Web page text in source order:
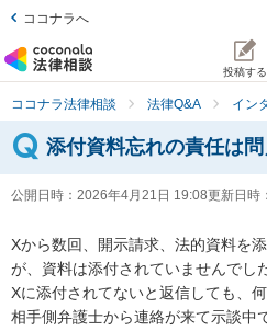
ココナラへ
投稿する
ココナラ法律相談 法律Q&A イン
添付資料忘れの責任は問
公開日時： 2026年4月21日 19:08更新日時：
Xから数回、開示請求、法的資料を
が、資料は添付されていませんでした
Xに添付されてないと返信しても、
相手側弁護士から連絡が来て示談中